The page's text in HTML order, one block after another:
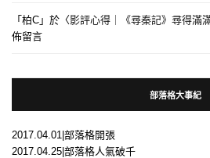
「柏C 」於〈影評心得｜《尋秦記》尋得滿
佈留言
部落格大事紀
2017.04.01|部落格開張
2017.04.25|部落格人氣破千